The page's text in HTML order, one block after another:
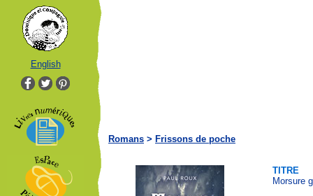
English
Romans > Frissons de poche
TITRE
Morsure